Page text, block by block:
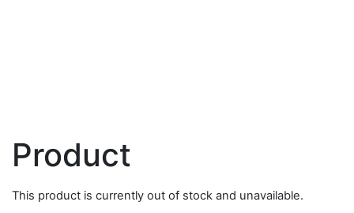
Product
This product is currently out of stock and unavailable.